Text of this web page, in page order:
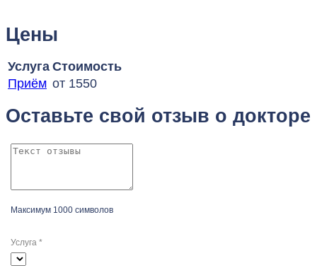
Цены
Услуга Стоимость
Приём от 1550
Оставьте свой отзыв о докторе
Максимум 1000 символов
Услуга *